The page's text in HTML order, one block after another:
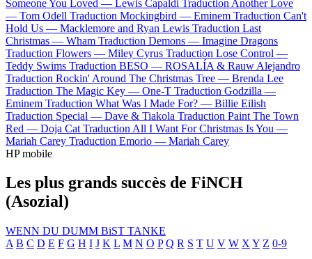
Someone You Loved — Lewis Capaldi Traduction Another Love
— Tom Odell Traduction Mockingbird — Eminem Traduction Can't
Hold Us — Macklemore and Ryan Lewis Traduction Last
Christmas — Wham Traduction Demons — Imagine Dragons
Traduction Flowers — Miley Cyrus Traduction Lose Control —
Teddy Swims Traduction BESO — ROSALÍA & Rauw Alejandro
Traduction Rockin' Around The Christmas Tree — Brenda Lee
Traduction The Magic Key — One-T Traduction Godzilla —
Eminem Traduction What Was I Made For? — Billie Eilish
Traduction Special — Dave & Tiakola Traduction Paint The Town
Red — Doja Cat Traduction All I Want For Christmas Is You —
Mariah Carey Traduction Emorio — Mariah Carey
HP mobile
Les plus grands succès de FiNCH
(Asozial)
WENN DU DUMM BiST TANKE
A B C D E F G H I J K L M N O P Q R S T U V W X Y Z 0-9